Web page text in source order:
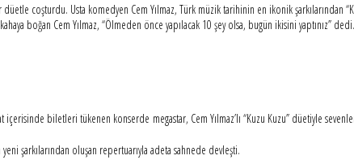
coşturdu. Usta komedyen Cem Yılmaz, Türk müzik tarihinin en ikonik şarkılarından
boğan Cem Yılmaz, “Ölmeden önce yapılacak 10 şey olsa, bugün ikisini yaptınız” dedi.
biletleri tükenen konserde megastar, Cem Yılmaz’lı “Kuzu Kuzu” düetiyle
şarkılarından oluşan repertuarıyla adeta sahnede devleşti.